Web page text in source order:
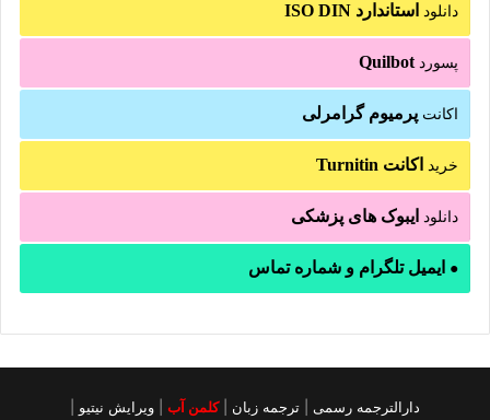
دانلود استاندارد ISO DIN
پسوردQuilbot
اکانت پرمیوم گرامرلی
خرید اکانت Turnitin
دانلود ایبوک های پزشکی
● ایمیل تلگرام و شماره تماس
دارالترجمه رسمی ترجمه زبان |کلمن آب ویرایش نیتیو